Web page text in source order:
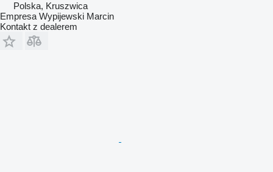
Polska, Kruszwica
Empresa Wypijewski Marcin
Kontakt z dealerem